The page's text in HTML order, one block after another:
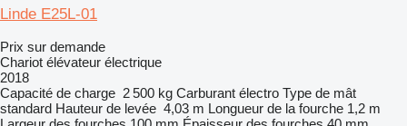
Linde E25L-01
Prix sur demande
Chariot élévateur électrique
2018
Capacité de charge 2 500 kg Carburant électro Type de mât
standard Hauteur de levée 4,03 m Longueur de la fourche 1,2 m